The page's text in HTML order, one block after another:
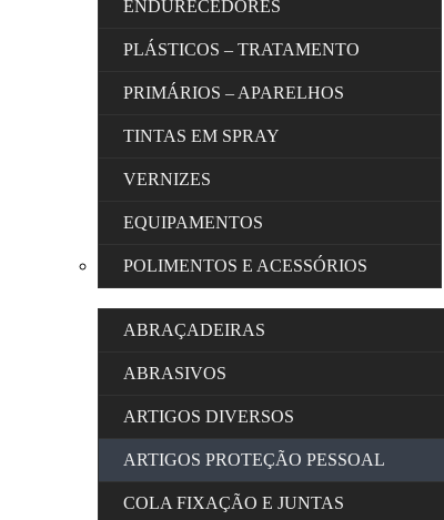
ENDURECEDORES
PLÁSTICOS – TRATAMENTO
PRIMÁRIOS – APARELHOS
TINTAS EM SPRAY
VERNIZES
EQUIPAMENTOS
POLIMENTOS E ACESSÓRIOS
ABRAÇADEIRAS
ABRASIVOS
ARTIGOS DIVERSOS
ARTIGOS PROTEÇÃO PESSOAL
COLA FIXAÇÃO E JUNTAS